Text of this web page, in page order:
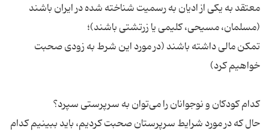
معتقد به یکی از ادیان به رسمیت شناخته شده در ایران باشند
(مسلمان، مسیحی، کلیمی یا زرتشتی باشند)؛
تمکن مالی داشته باشند (در مورد این شرط به زودی صحبت
خواهیم کرد)
کدام کودکان و نوجوانان را می‌توان به سرپرستی سپرد؟
حال که در مورد شرایط سرپرستان صحبت کردیم، باید ببینیم کدام